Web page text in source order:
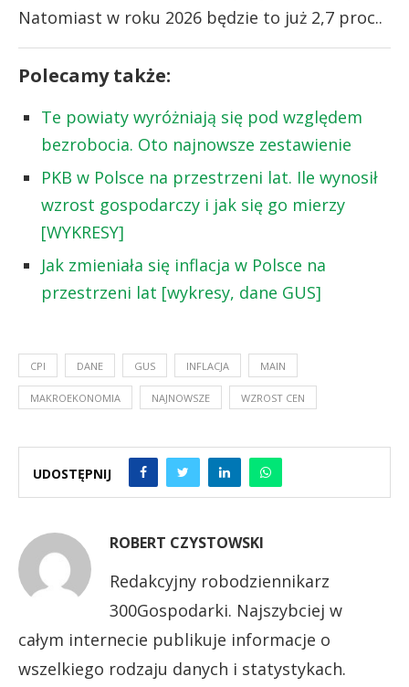
Natomiast w roku 2026 będzie to już 2,7 proc..
Polecamy także:
Te powiaty wyróżniają się pod względem
bezrobocia. Oto najnowsze zestawienie
PKB w Polsce na przestrzeni lat. Ile wynosił
wzrost gospodarczy i jak się go mierzy
[WYKRESY]
Jak zmieniała się inflacja w Polsce na
przestrzeni lat [wykresy, dane GUS]
CPI DANE GUS INFLACJA MAIN
MAKROEKONOMIA NAJNOWSZE WZROST CEN
UDOSTĘPNIJ
ROBERT CZYSTOWSKI
Redakcyjny robodziennikarz
300Gospodarki. Najszybciej w
całym internecie publikuje informacje o
wszelkiego rodzaju danych i statystykach.